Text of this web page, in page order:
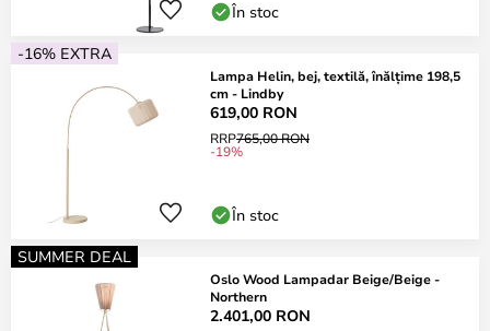
În stoc
-16% EXTRA
Lampa Helin, bej, textilă, înălțime 198,5
cm - Lindby
619,00 RON
RRP765,00 RON
-19%
În stoc
SUMMER DEAL
Oslo Wood Lampadar Beige/Beige -
Northern
2.401,00 RON